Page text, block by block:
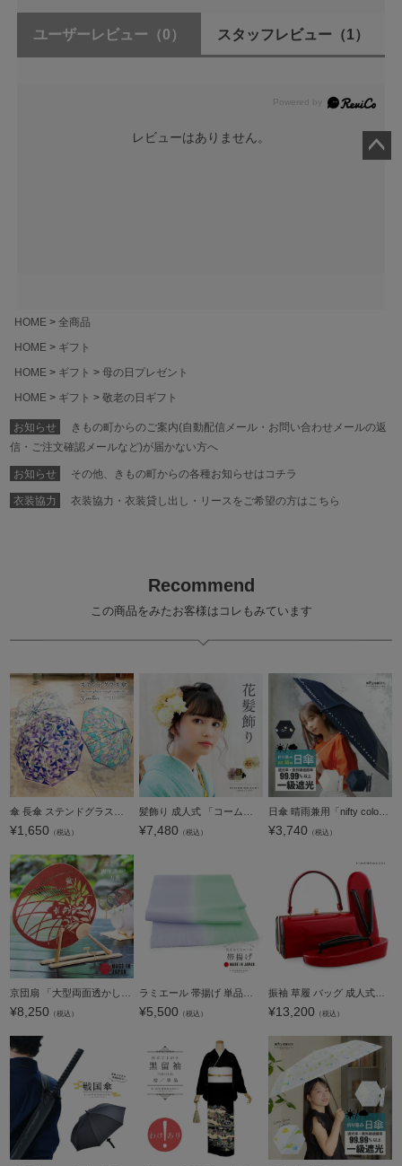
ユーザーレビュー （0） スタッフレビュー （1）
レビューはありません。
HOME
全商品
HOME
ギフト
HOME
ギフト
母の日プレゼント
HOME
ギフト 敬老の日ギフト
お知らせ
きもの町からのご案内(自動配信メール・お問い合わせメールの返
信・ご注文確認メールなど)が届かない方へ
お知らせ その他、きもの町からの各種お知らせはコチラ
衣装協力 衣装協力・衣装貸し出し・リースをご希望の方はこちら
Recommend
この商品をみたお客様はコレもみています
¥1,650 （税込） ¥7,480 （税込）
日傘 晴雨兼用「nifty colors 遮光ことりたちミニ55 オフホワイト・ネイビー 2468」遮光 遮熱 撥水 はっ水 防水 UVカット PU加工 折りたたみ 折傘 女性用 レディース women's プレゼント ギフト 母の日【メール便不
¥3,740 （税込）
¥8,250 （税込） ¥5,500 （税込）
振袖 草履 バッグ 成人式「深紅×黒」Fサイズ レディース 振袖用草履バッグセット エナメル 無地 振袖 草履 バッグ【メール便不可】
¥13,200 （税込）